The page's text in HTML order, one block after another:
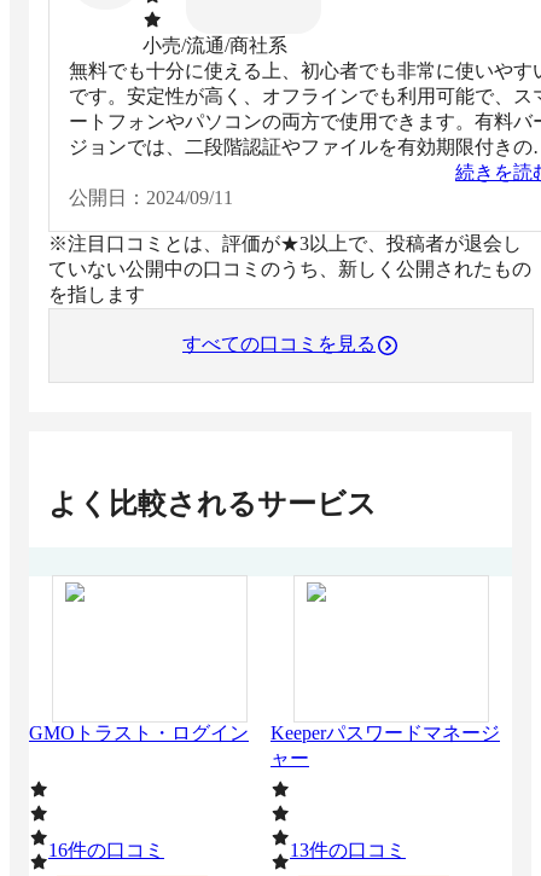
小売/流通/商社系
無料でも十分に使える上、初心者でも非常に使いやす
です。安定性が高く、オフラインでも利用可能で、ス
ートフォンやパソコンの両方で使用できます。有料バ
ジョンでは、二段階認証やファイルを有効期限付きの
ンクやそのパスワードを発行して共有できるため、と
も便利です。誤って別の人に送ってしまってもリンク
続きを読
公開日： 2024/09/11
※注目口コミとは、評価が★3以上で、投稿者が退会し
ていない公開中の口コミのうち、新しく公開されたもの
を指します
すべての口コミを見る
よく比較されるサービス
GMOトラスト・ログイン
16件の口コミ
Keeperパスワードマネージ
ャー
13件の口コミ